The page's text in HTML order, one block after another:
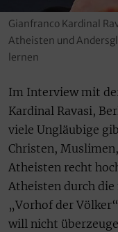
Gianfranco Kardinal
Atheisten und
lernen
Im Interview mit
Kardinal Ravasi,
viele Ungläubige
Christen,
Atheisten recht
Atheisten durch
„Vorhof der
will nicht